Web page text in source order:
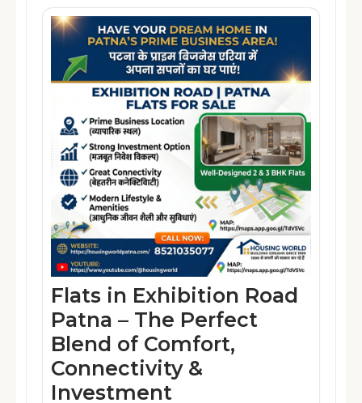
Flats in Exhibition Road
Patna – The Perfect
Blend of Comfort,
Connectivity &
Investment